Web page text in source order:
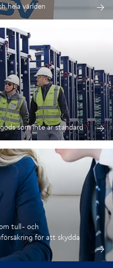
hela världen
som inte är standard
tull- och
för att skydda